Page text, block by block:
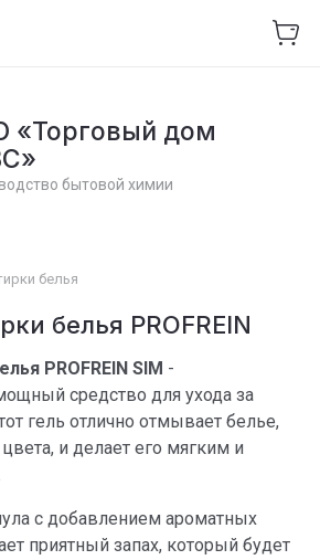
«Торговый дом
бытовой химии
белья
белья PROFREIN
PROFREIN SIM -
средство для ухода за
гель отлично отмывает белье,
и делает его мягким и
с добавлением ароматных
приятный запах, который будет